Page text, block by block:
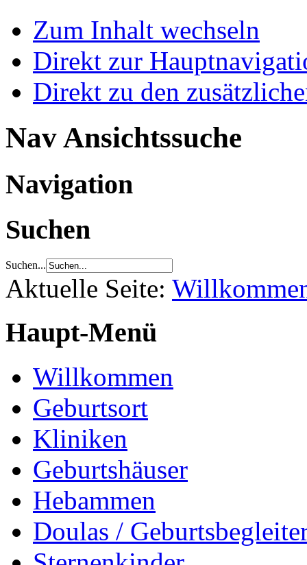
Zum Inhalt wechseln
Direkt zur
Direkt zu den
Nav Ansichtssuche
Navigation
Suchen
Suchen...
Aktuelle Seite:
Haupt-Menü
Willkommen
Geburtsort
Kliniken
Geburtshäuser
Hebammen
Doulas /